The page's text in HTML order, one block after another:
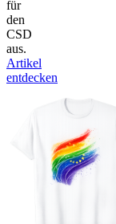
für
den
CSD
aus.
Artikel
entdecken